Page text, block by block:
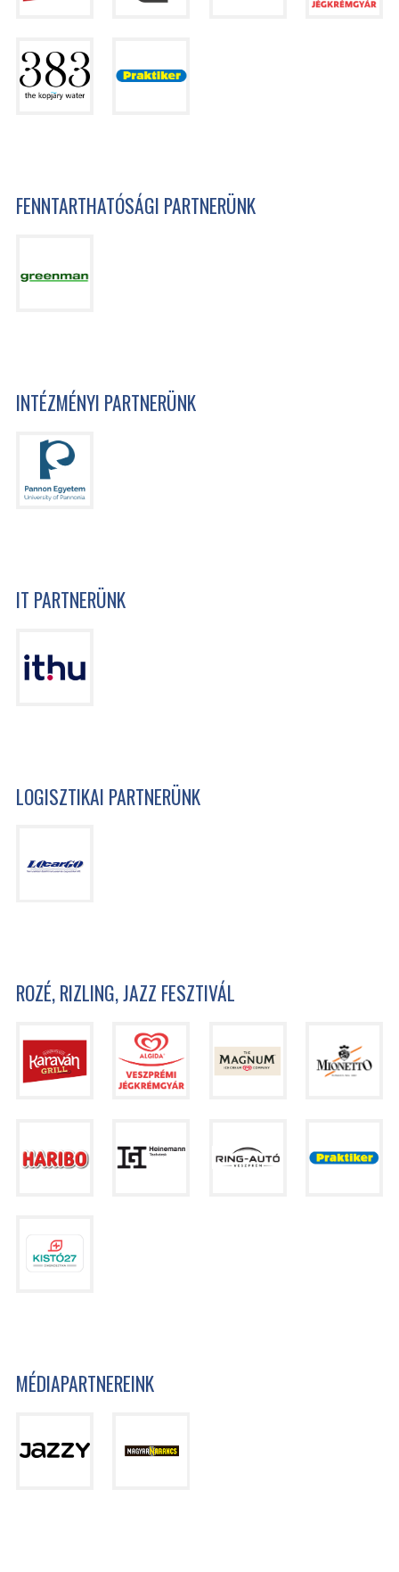
FENNTARTHATÓSÁGI PARTNERÜNK
INTÉZMÉNYI PARTNERÜNK
IT PARTNERÜNK
LOGISZTIKAI PARTNERÜNK
ROZÉ, RIZLING, JAZZ FESZTIVÁL
MÉDIAPARTNEREINK